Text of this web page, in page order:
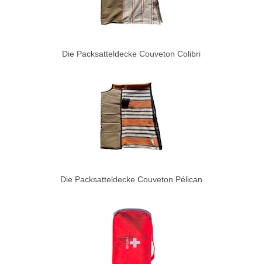
Die Packsatteldecke Couveton Colibri
Die Packsatteldecke Couveton Pélican